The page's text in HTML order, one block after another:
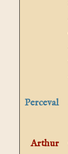
Perceval
Arthur